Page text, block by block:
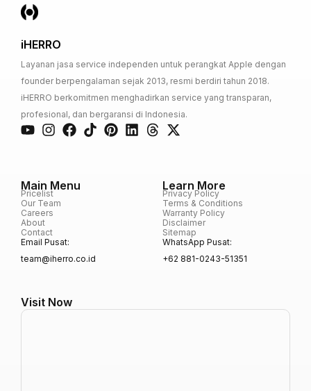
iHERRO
Layanan jasa service independen untuk perangkat Apple dengan
founder berpengalaman sejak 2013, resmi berdiri tahun 2018.
iHERRO berkomitmen menghadirkan service yang transparan,
profesional, dan bergaransi di Indonesia.
Main Menu
Pricelist
Our Team
Careers
About
Contact
Email Pusat:
team@iherro.co.id
Learn More
Privacy Policy
Terms & Conditions
Warranty Policy
Disclaimer
Sitemap
WhatsApp Pusat:
+62 881-0243-51351
Visit Now